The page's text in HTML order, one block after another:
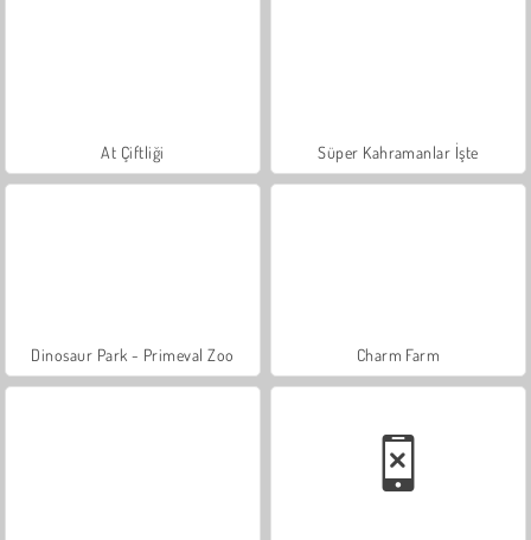
At Çiftliği Süper Kahramanlar İşte
Dinosaur Park - Primeval Zoo Charm Farm